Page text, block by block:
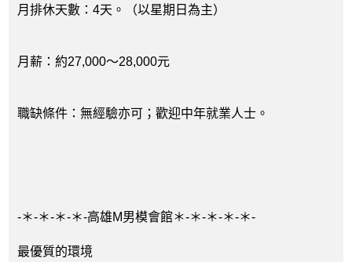
月排休天數：4天。（以星期日為主）
月薪：約27,000～28,000元
職缺條件：無經驗亦可；歡迎中年就業人士。
-＊-＊-＊-＊-高雄M男模會館＊-＊-＊-＊-＊-
最優質的環境